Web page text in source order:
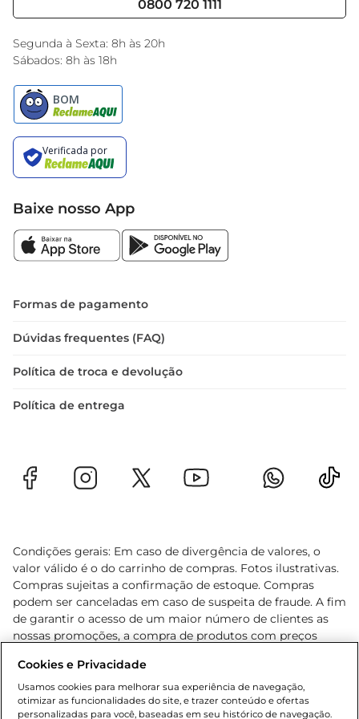
Black Friday
Encarte do Dia
0800 720 1111
Segunda à Sexta: 8h às 20h
Sábados: 8h às 18h
Baixe nosso App
Formas de pagamento
Dúvidas frequentes (FAQ)
Política de troca e devolução
Política de entrega
Condições gerais: Em caso de divergência de valores, o
valor válido é o do carrinho de compras. Fotos ilustrativas.
Compras sujeitas a confirmação de estoque. Compras
podem ser canceladas em caso de suspeita de fraude. A fim
de garantir o acesso de um maior número de clientes as
nossas promoções, a compra de produtos com preços
cliente. Os preços, ofertas e condições são exclusivos para
o e-commerce e válidos durante o dia de hoje, podendo
sofrer alterações sem prévia notificação. Proibida a venda
Cookies e Privacidade
Usamos cookies para melhorar sua experiência de navegação,
otimizar as funcionalidades do site, e trazer conteúdo e ofertas
personalizadas para você, baseadas em seu histórico de navegação.